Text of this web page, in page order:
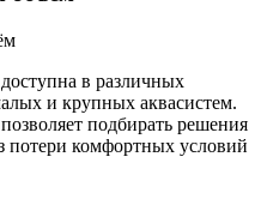
в различных
и крупных аквасистем.
подбирать решения
потери комфортных условий